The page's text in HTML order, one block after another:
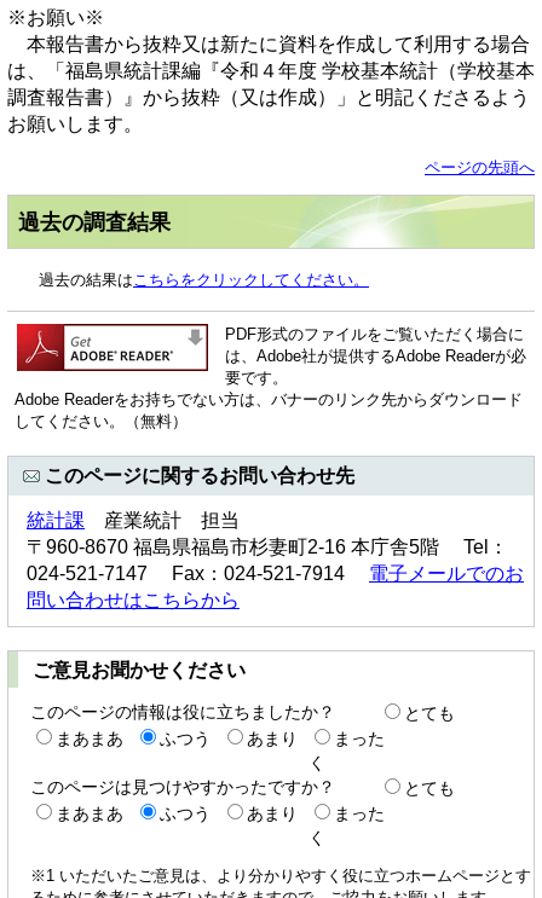
※お願い※
本報告書から抜粋又は新たに資料を作成して利用する場合
は、「福島県統計課編『令和４年度 学校基本統計（学校基本
調査報告書）』から抜粋（又は作成）」と明記くださるよう
お願いします。
ページの先頭へ
過去の調査結果
過去の結果はこちらをクリックしてください。
PDF形式のファイルをご覧いただく場合に
は、Adobe社が提供するAdobe Readerが必
要です。
Adobe Readerをお持ちでない方は、バナーのリンク先からダウンロード
してください。（無料）
このページに関するお問い合わせ先
統計課 産業統計 担当
〒960-8670 福島県福島市杉妻町2-16 本庁舎5階 Tel：
024-521-7147 Fax：024-521-7914 電子メールでのお
問い合わせはこちらから
ご意見お聞かせください
このページの情報は役に立ちましたか？
とても
まあまあ
ふつう あまり
まった
く
このページは見つけやすかったですか？
とても
まあまあ
ふつう あまり
まった
く
※1 いただいたご意見は、より分かりやすく役に立つホームページとす